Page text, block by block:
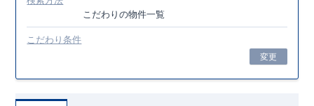
こだわりの物件一覧
こだわり条件
変更